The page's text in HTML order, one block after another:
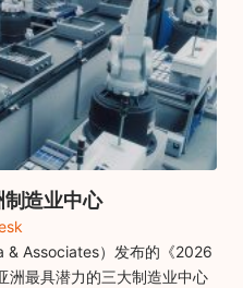
造业中心
& Associates）发布的《2026
洲最具潜力的三大制造业中心